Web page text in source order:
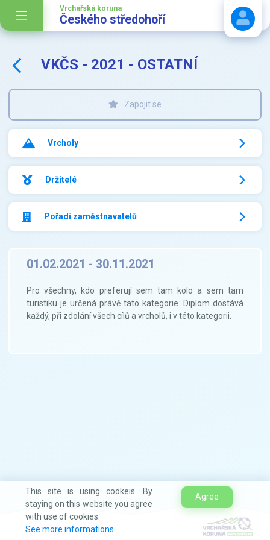
Vrchařská koruna
Českého středohoří
Stáhnout návod
VKČS - 2021 - OSTATNÍ
Zapojit se
Vrcholy
Držitelé
Pořadí zaměstnavatelů
01.02.2021 - 30.11.2021
Pro všechny, kdo preferují sem tam kolo a sem tam
turistiku je určená právě tato kategorie. Diplom dostává
každý, při zdolání všech cílů a vrcholů, i v této kategorii.
This site is using cookeis. By
staying on this website you agree
with use of cookies.
See more informations
Agree